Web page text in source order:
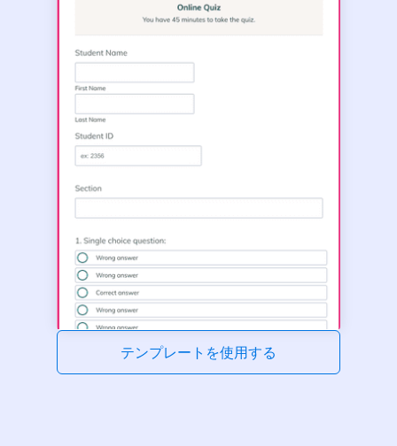
テンプレートを使用する